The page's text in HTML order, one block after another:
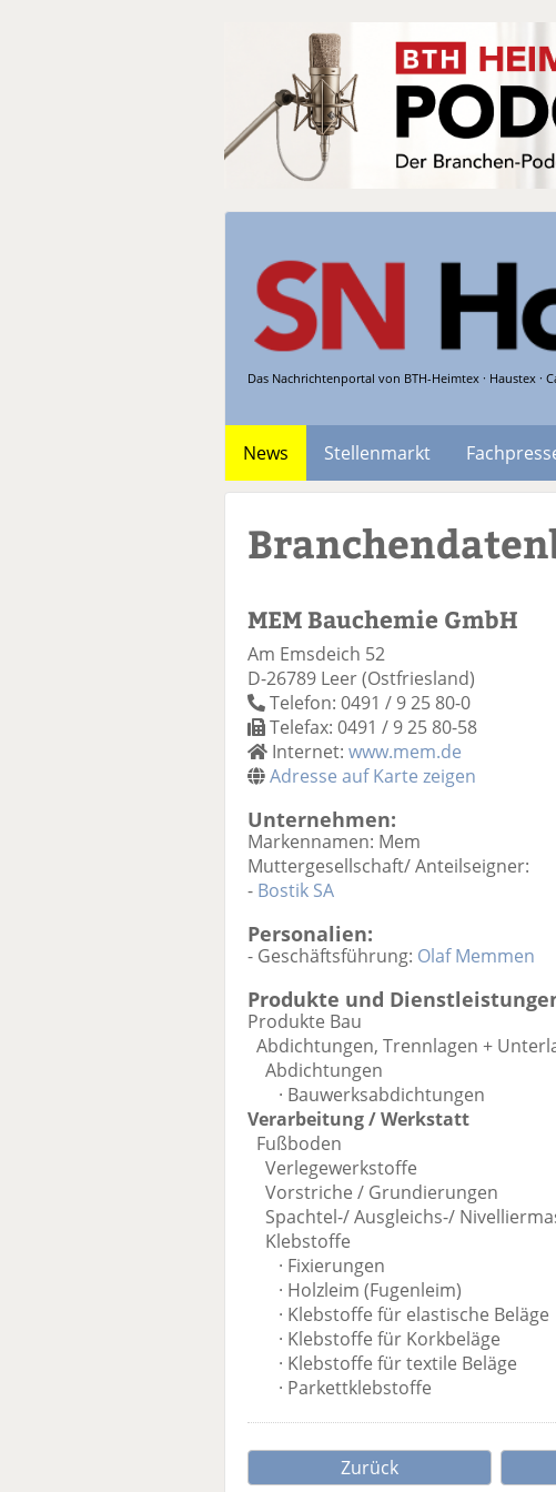
Das Nachrichtenportal von BTH-Heimtex · Haustex ·
News Stellenmarkt
MEM Bauchemie GmbH
Am Emsdeich 52
D-26789 Leer (Ostfriesland)
Telefon: 0491 / 9 25 80-0
Telefax: 0491 / 9 25 80-58
Internet: www.mem.de
Adresse auf Karte zeigen
Unternehmen:
Markennamen: Mem
Muttergesellschaft/ Anteilseigner:
- Bostik SA
Personalien:
- Geschäftsführung: Olaf Memmen
Produkte und
Produkte Bau
Abdichtungen, Trennlagen +
Abdichtungen
· Bauwerksabdichtungen
Verarbeitung / Werkstatt
Fußboden
Verlegewerkstoffe
Vorstriche / Grundierungen
Spachtel-/ Ausgleichs-/
Klebstoffe
· Fixierungen
· Holzleim (Fugenleim)
· Klebstoffe für elastische Beläge
· Klebstoffe für Korkbeläge
· Klebstoffe für textile Beläge
· Parkettklebstoffe
Zurück